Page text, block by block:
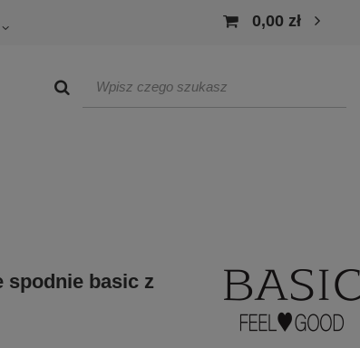
0,00 zł
spodnie basic z